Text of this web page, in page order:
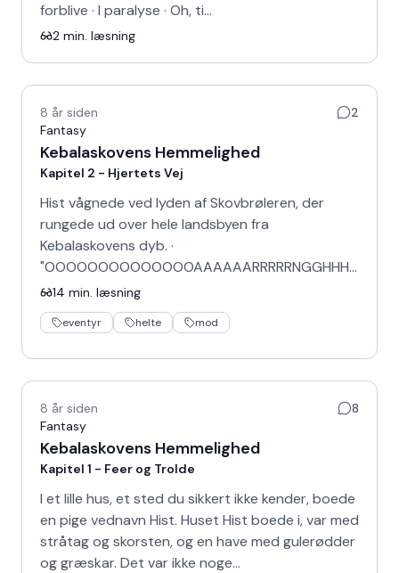
forblive · I paralyse · Oh, ti…
2 min. læsning
8 år siden
2
Fantasy
Kebalaskovens Hemmelighed
Kapitel 2 - Hjertets Vej
Hist vågnede ved lyden af Skovbrøleren, der
rungede ud over hele landsbyen fra
Kebalaskovens dyb. ·
"OOOOOOOOOOOOOOAAAAAARRRRRNGGHHH!"
· Hun satte sig i sengen og gnubbede søvn af …
14 min. læsning
eventyr helte mod
8 år siden
8
Fantasy
Kebalaskovens Hemmelighed
Kapitel 1 - Feer og Trolde
I et lille hus, et sted du sikkert ikke kender, boede
en pige vednavn Hist. Huset Hist boede i, var med
stråtag og skorsten, og en have med gulerødder
og græskar. Det var ikke noge…